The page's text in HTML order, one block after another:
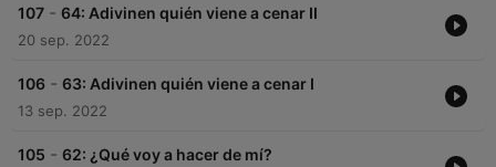
107 - 64: Adivinen quién viene a cenar II
20 sep. 2022
106 - 63: Adivinen quién viene a cenar I
13 sep. 2022
105 - 62: ¿Qué voy a hacer de mí?